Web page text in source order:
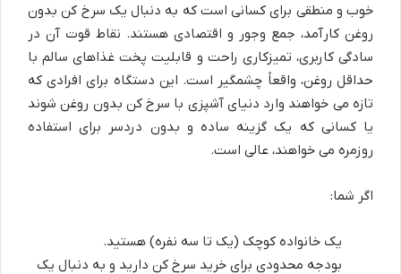
خوب و منطقی برای کسانی است که به دنبال یک سرخ کن بدون
روغن کارآمد، جمع وجور و اقتصادی هستند. نقاط قوت آن در
سادگی کاربری، تمیزکاری راحت و قابلیت پخت غذاهای سالم با
حداقل روغن، واقعاً چشمگیر است. این دستگاه برای افرادی که
تازه می خواهند وارد دنیای آشپزی با سرخ کن بدون روغن شوند
یا کسانی که یک گزینه ساده و بدون دردسر برای استفاده
روزمره می خواهند، عالی است.
اگر شما:
یک خانواده کوچک (یک تا سه نفره) هستید.
بودجه محدودی برای خرید سرخ کن دارید و به دنبال یک